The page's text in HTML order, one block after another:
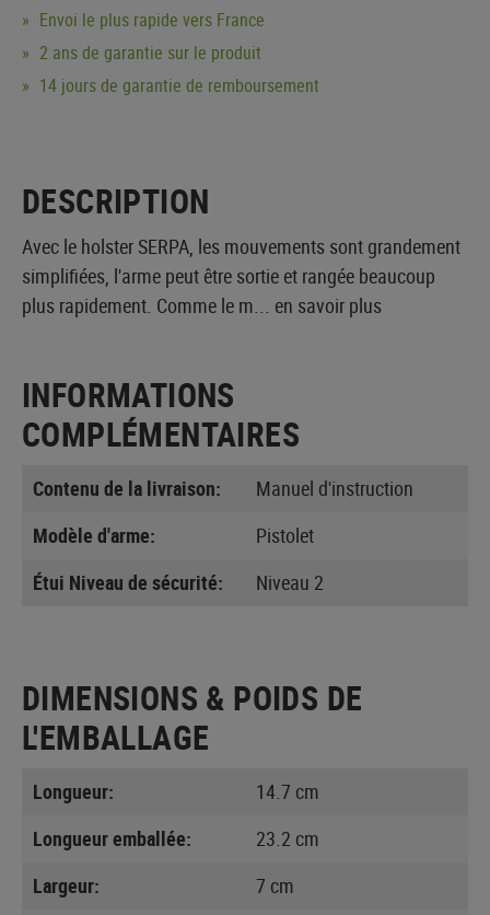
Envoi le plus rapide vers France
2 ans de garantie sur le produit
14 jours de garantie de remboursement
DESCRIPTION
Avec le holster SERPA, les mouvements sont grandement
simplifiées, l'arme peut être sortie et rangée beaucoup
plus rapidement. Comme le m... en savoir plus
INFORMATIONS
COMPLÉMENTAIRES
Contenu de la livraison:
Manuel d'instruction
Modèle d'arme:
Pistolet
Étui Niveau de sécurité:
Niveau 2
DIMENSIONS & POIDS DE
L'EMBALLAGE
Longueur:
14.7 cm
Longueur emballée:
23.2 cm
Largeur:
7 cm